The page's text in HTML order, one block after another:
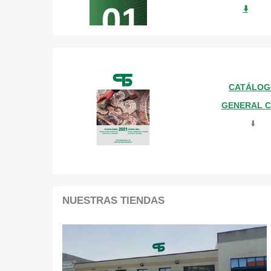
⬇️
GENERAL
⬇️
NUESTRAS TIENDAS